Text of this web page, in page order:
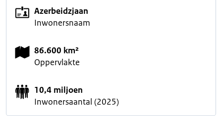
Azerbeidzjaan
Inwonersnaam
86.600 km²
Oppervlakte
10,4 miljoen
Inwonersaantal (2025)